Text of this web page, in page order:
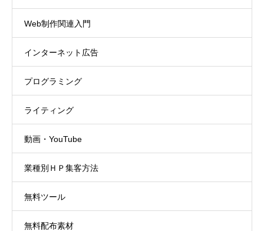
Web制作関連入門
インターネット広告
プログラミング
ライティング
動画・YouTube
業種別ＨＰ集客方法
無料ツール
無料配布素材